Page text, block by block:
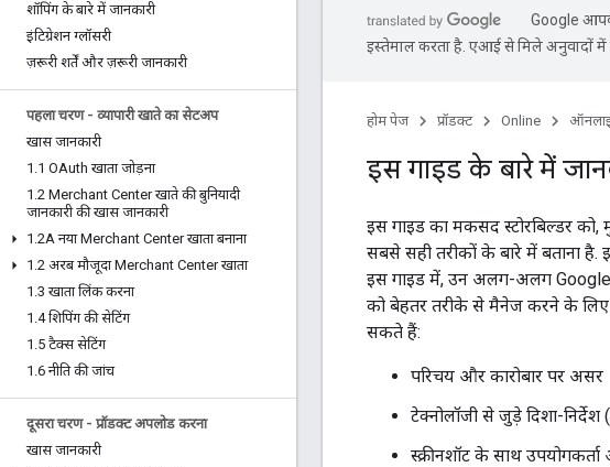
शॉपिंग के बारे में जानकारी
इंटिग्रेशन ग्लॉसरी
ज़रूरी शर्तें और ज़रूरी जानकारी
पहला चरण - व्यापारी खाते का सेटअप
खास जानकारी
1 .1 OAuth खाता जोड़ना
1 .2 Merchant Center खाते की बुनियादी
जानकारी की खास जानकारी
1 .2A नया Merchant Center खाता बनाना
1 .2 अरब मौजूदा Merchant Center खाता
1 .3 खाता लिंक करना
1 .4 शिपिंग की सेटिंग
1 .5 टैक्स सेटिंग
1 .6 नीति की जांच
दूसरा चरण - प्रॉडक्ट अपलोड करना
खास जानकारी
Google
इस्तेमाल करता है. एआई से मिले अनुवादों में
होम पेज प्रॉडक्ट Online
इस गाइड के बारे में
इस गाइड का मकसद स्टोरबिल्डर को,
सबसे सही तरीकों के बारे में बताना है.
इस गाइड में, उन अलग-अलग Google
को बेहतर तरीके से मैनेज करने के लिए
सकते हैं:
परिचय और कारोबार पर असर
टेक्नोलॉजी से जुड़े दिशा-
स्क्रीनशॉट के साथ